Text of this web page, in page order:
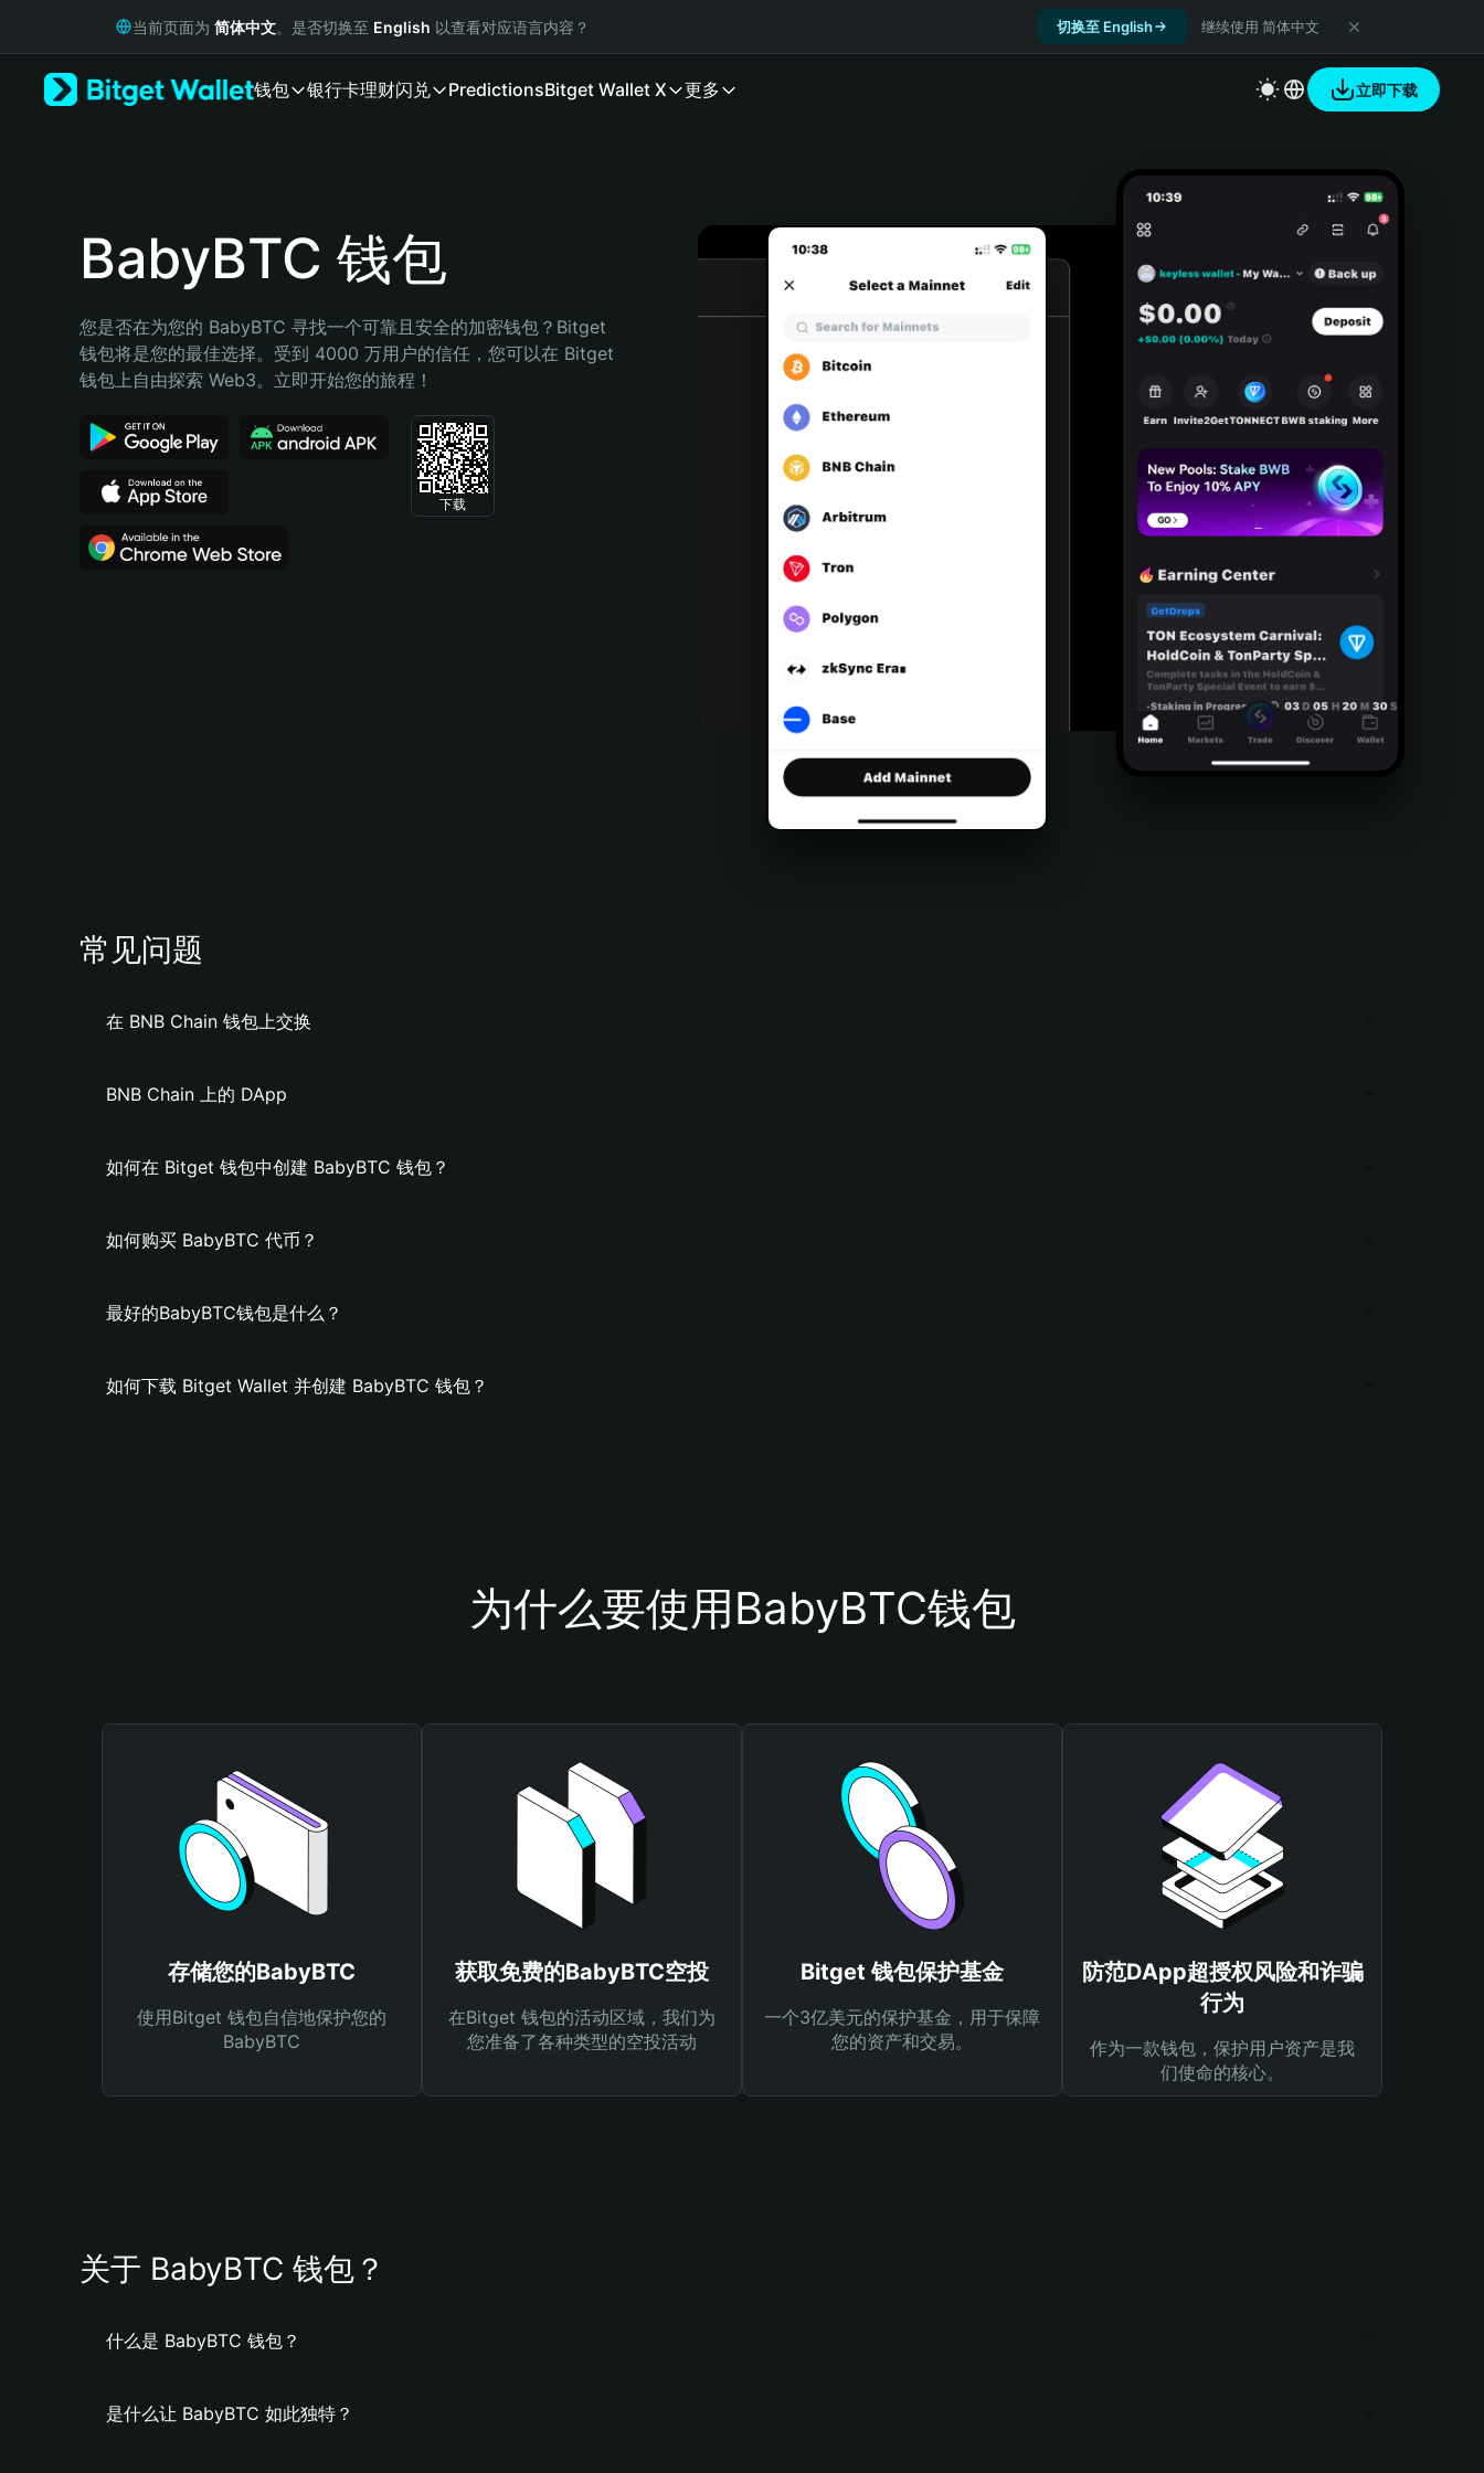
Русский
Bahasa Indonesia
Español (Argentina)
当前页面为 简体中文。是否切换至 English 以查看对应语言内容？ 切换至 English 继续使用 简体中文
钱包 银行卡理财闪兑 PredictionsBitget Wallet X 更多 立即下载
BabyBTC 钱包
您是否在为您的 BabyBTC 寻找一个可靠且安全的加密钱包？Bitget
钱包将是您的最佳选择。受到 4000 万用户的信任，您可以在 Bitget
钱包上自由探索 Web3。立即开始您的旅程！
下载
常见问题
在 BNB Chain 钱包上交换
BNB Chain 上的 DApp
如何在 Bitget 钱包中创建 BabyBTC 钱包？
如何购买 BabyBTC 代币？
最好的BabyBTC钱包是什么？
如何下载 Bitget Wallet 并创建 BabyBTC 钱包？
为什么要使用BabyBTC钱包
存储您的BabyBTC
使用Bitget 钱包自信地保护您的
BabyBTC
获取免费的BabyBTC空投
在Bitget 钱包的活动区域，我们为
您准备了各种类型的空投活动
Bitget 钱包保护基金
一个3亿美元的保护基金，用于保障
您的资产和交易。
防范DApp超授权风险和诈骗
行为
作为一款钱包，保护用户资产是我
们使命的核心。
关于 BabyBTC 钱包？
什么是 BabyBTC 钱包？
是什么让 BabyBTC 如此独特？